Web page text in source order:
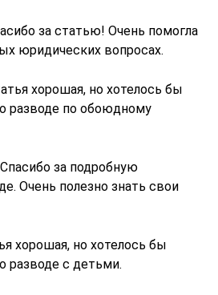
за статью! Очень помогла
юридических вопросах.
хорошая, но хотелось бы
разводе по обоюдному
Спасибо за подробную
Очень полезно знать свои
хорошая, но хотелось бы
разводе с детьми.